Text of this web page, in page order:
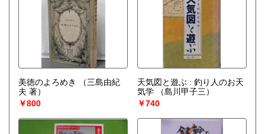
美徳のよろめき
（三島由紀
夫 著）
￥800
天気図と遊ぶ : 釣り人のお天
気学
（島川甲子三）
￥740